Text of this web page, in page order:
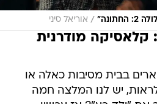
/ אוריאל סיני
קלאסיקה מודרנית
בבית מסיבות כאלה או
יש לנו המלצה חמה